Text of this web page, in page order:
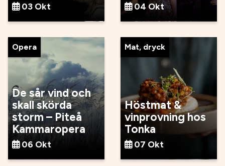
03 Okt 04 Okt
Opera
De sår vind och
skall skörda
storm – Piteå
Kammaropera
06 Okt
Mat, dryck
Höstmat &
vinprovning hos
Tonka
07 Okt